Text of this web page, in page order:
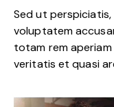
Sed ut
voluptatem
totam rem
veritatis et quasi